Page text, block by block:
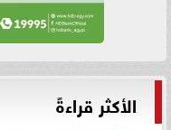
الأكثر قراءةً